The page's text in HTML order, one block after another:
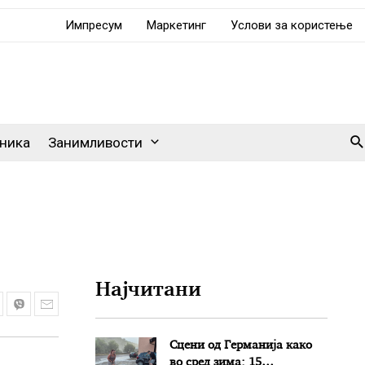
Импресум Маркетинг Услови за користење
Занимливости
Најчитани
Сцени од Германија како
во сред зима: 15